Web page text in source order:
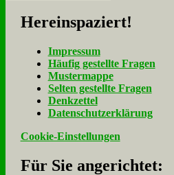
Her­ein­spa­ziert!
Im­pres­sum
Häu­fig ge­stell­te Fra­gen
Mu­ster­map­pe
Sel­ten ge­stell­te Fra­gen
Denk­zet­tel
Da­ten­schutz­er­klä­rung
Cookie-Einstellungen
Für Sie an­ge­rich­tet: